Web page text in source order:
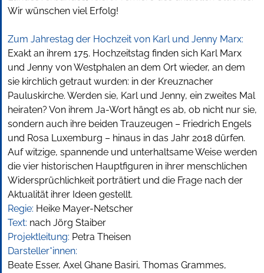
Wir wünschen viel Erfolg!
Zum Jahrestag der Hochzeit von Karl und Jenny Marx:
Exakt an ihrem 175. Hochzeitstag finden sich Karl Marx
und Jenny von Westphalen an dem Ort wieder, an dem
sie kirchlich getraut wurden: in der Kreuznacher
Pauluskirche. Werden sie, Karl und Jenny, ein zweites Mal
heiraten? Von ihrem Ja-Wort hängt es ab, ob nicht nur sie,
sondern auch ihre beiden Trauzeugen – Friedrich Engels
und Rosa Luxemburg – hinaus in das Jahr 2018 dürfen.
Auf witzige, spannende und unterhaltsame Weise werden
die vier historischen Hauptfiguren in ihrer menschlichen
Widersprüchlichkeit porträtiert und die Frage nach der
Aktualität ihrer Ideen gestellt.
Regie: Heike Mayer-Netscher
Text: nach Jörg Staiber
Projektleitung: Petra Theisen
Darsteller*innen:
Beate Esser, Axel Ghane Basiri, Thomas Grammes,